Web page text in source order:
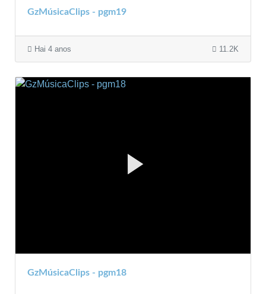
GzMúsicaClips - pgm19
Hai 4 anos 11.2K
GzMúsicaClips - pgm18